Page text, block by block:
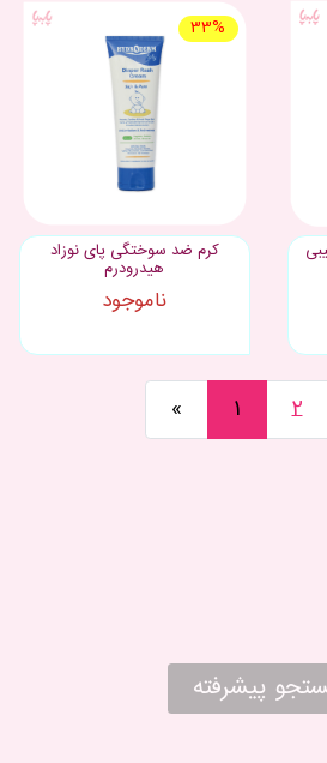
33%
کرم ضد سوختگی پای نوزاد
هیدرودرم
ناموجود
« 1 2
پیشرفته